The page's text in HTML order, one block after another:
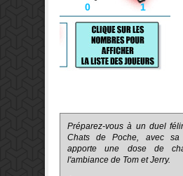
0 1
Préparez-vous à un duel
Chats de Poche, avec sa
apporte une dose de
l'ambiance de Tom et Jerry.